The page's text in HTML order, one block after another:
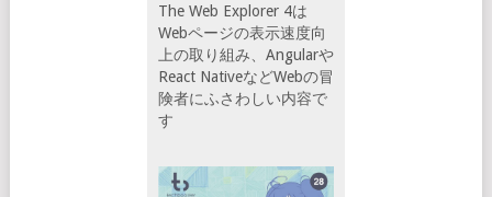
The Web Explorer 4は
Webページの表示速度向
上の取り組み、Angularや
React NativeなどWebの冒
険者にふさわしい内容で
す